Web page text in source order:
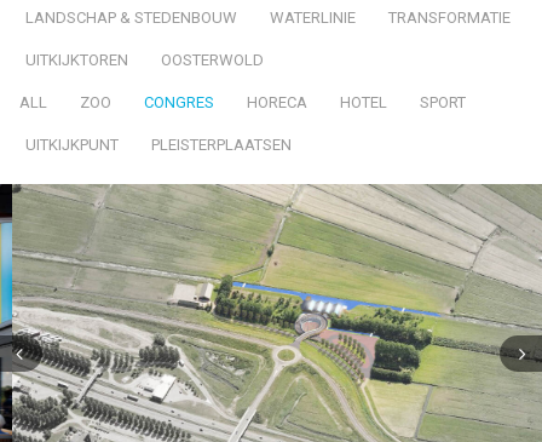
LANDSCHAP & STEDENBOUW WATERLINIE TRANSFORMATIE
UITKIJKTOREN OOSTERWOLD
ALL ZOO CONGRES HORECA HOTEL SPORT
UITKIJKPUNT PLEISTERPLAATSEN